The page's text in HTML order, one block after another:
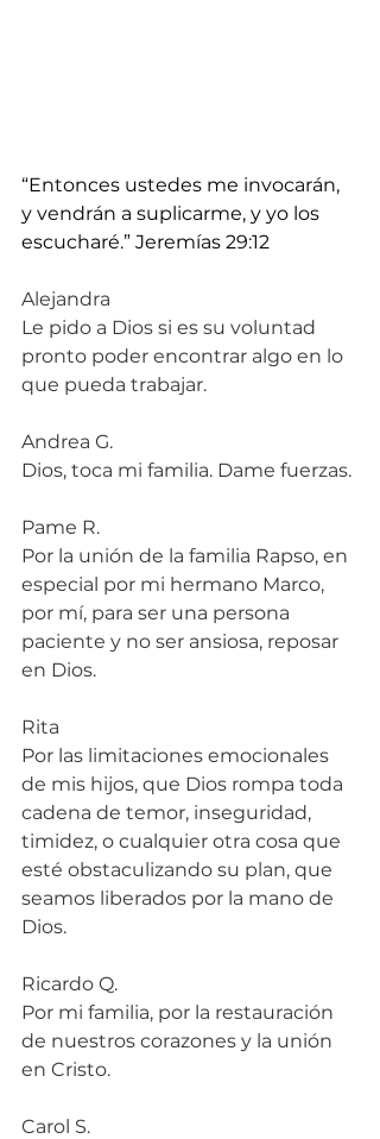
“Entonces ustedes me invocarán,
y vendrán a suplicarme, y yo los
escucharé.” Jeremías 29:12
Alejandra
Le pido a Dios si es su voluntad
pronto poder encontrar algo en lo
que pueda trabajar.
Andrea G.
Dios, toca mi familia. Dame fuerzas.
Pame R.
Por la unión de la familia Rapso, en
especial por mi hermano Marco,
por mí, para ser una persona
paciente y no ser ansiosa, reposar
en Dios.
Rita
Por las limitaciones emocionales
de mis hijos, que Dios rompa toda
cadena de temor, inseguridad,
timidez, o cualquier otra cosa que
esté obstaculizando su plan, que
seamos liberados por la mano de
Dios.
Ricardo Q.
Por mi familia, por la restauración
de nuestros corazones y la unión
en Cristo.
Carol S.